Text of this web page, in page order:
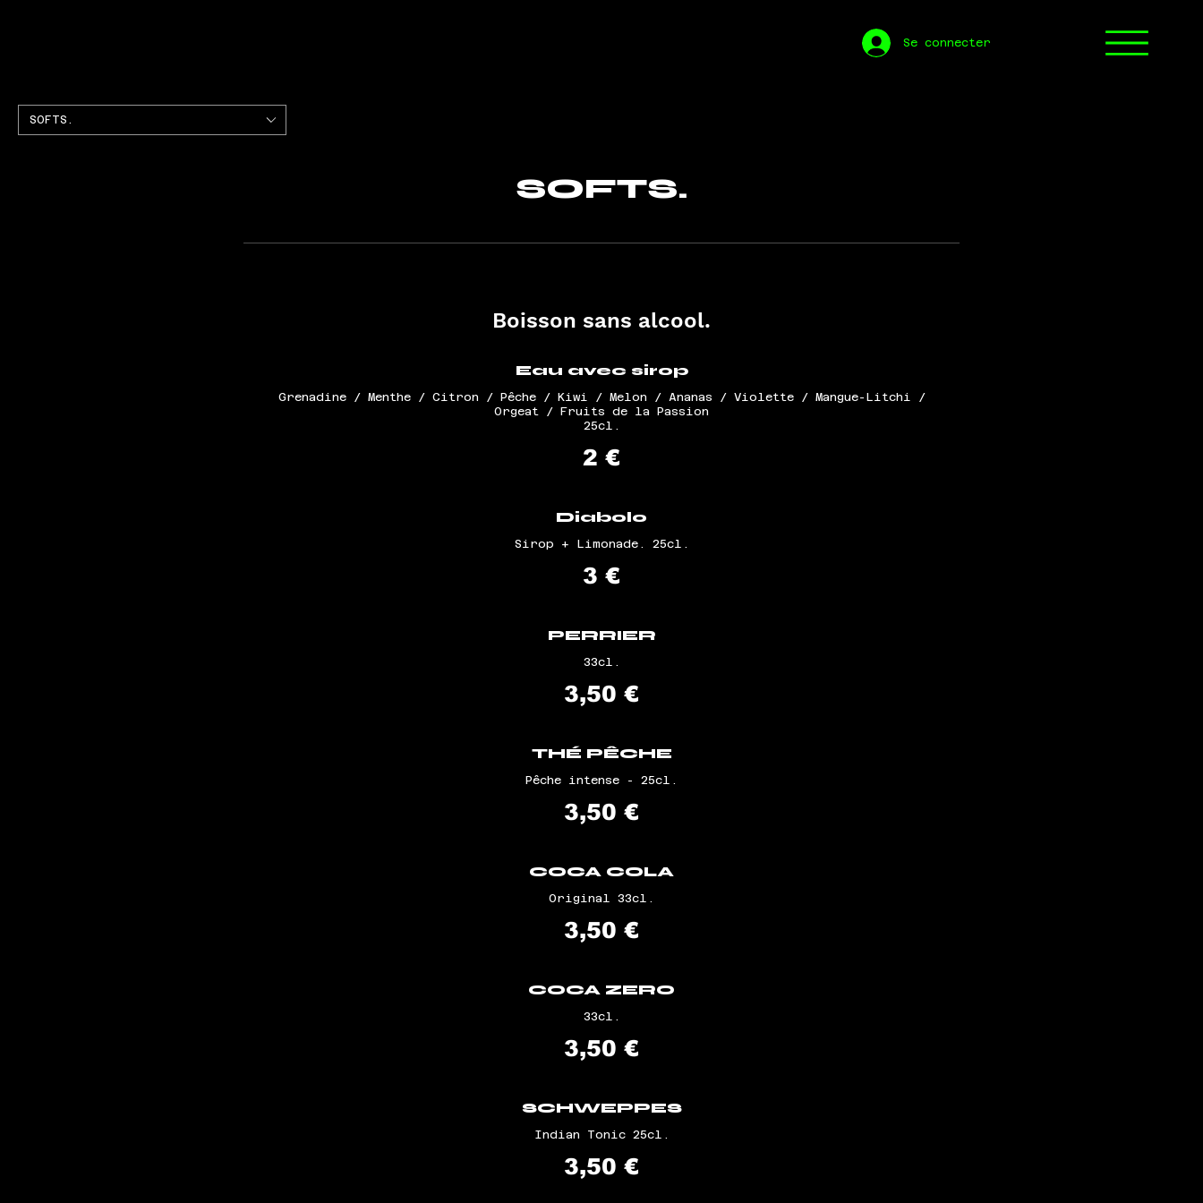
Se connecter
SOFTS.
SOFTS.
Boisson sans alcool.
Eau avec sirop
Grenadine / Menthe / Citron / Pêche / Kiwi / Melon / Ananas / Violette / Mangue-Litchi /
Orgeat / Fruits de la Passion
25cl.
2 €
Diabolo
Sirop + Limonade. 25cl.
3 €
PERRIER
33cl.
3,50 €
THÉ PÊCHE
Pêche intense - 25cl.
3,50 €
COCA COLA
Original 33cl.
3,50 €
COCA ZERO
33cl.
3,50 €
SCHWEPPES
Indian Tonic 25cl.
3,50 €